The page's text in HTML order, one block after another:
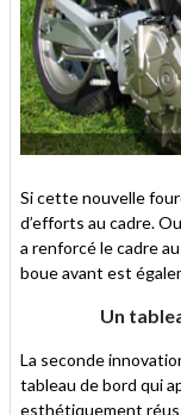
Si cette nouvelle
d’efforts au cadre.
a renforcé le cadre
boue avant est
Un
La seconde
tableau de bord qui
esthétiquement